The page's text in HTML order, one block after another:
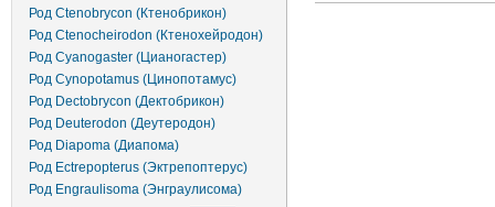
Род Ctenobrycon (Ктенобрикон)
Род Ctenocheirodon (Ктенохейродон)
Род Cyanogaster (Цианогастер)
Род Cynopotamus (Цинопотамус)
Род Dectobrycon (Дектобрикон)
Род Deuterodon (Деутеродон)
Род Diapoma (Диапома)
Род Ectrepopterus (Эктрепоптерус)
Род Engraulisoma (Энграулисома)